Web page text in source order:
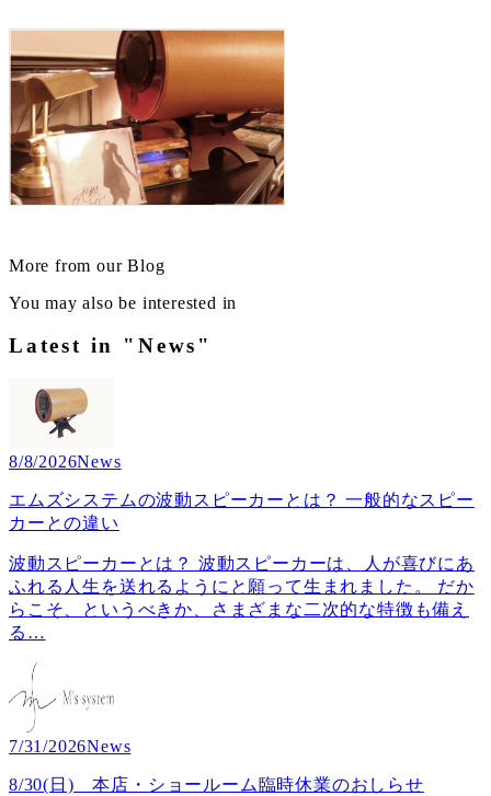
More from our Blog
You may also be interested in
Latest in "News"
8/8/2026News
エムズシステムの波動スピーカーとは？ 一般的なスピー
カーとの違い
波動スピーカーとは？ 波動スピーカーは、人が喜びにあ
ふれる人生を送れるようにと願って生まれました。 だか
らこそ、というべきか、さまざまな二次的な特徴も備え
る …
7/31/2026News
8/30(日) 本店・ショールーム臨時休業のおしらせ